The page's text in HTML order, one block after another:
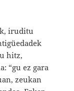
iruditu
hitz,
“gu ez gara
zeukan